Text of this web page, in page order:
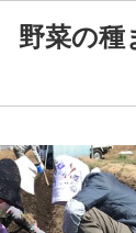
野菜の種